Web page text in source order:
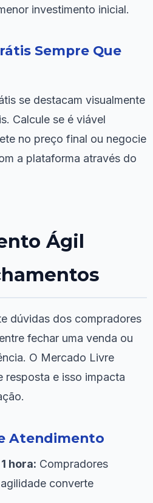
investimento inicial.
Sempre Que
se destacam visualmente
Calcule se é viável
no preço final ou negocie
a plataforma através do
Ágil
dúvidas dos compradores
fechar uma venda ou
O Mercado Livre
resposta e isso impacta
Atendimento
hora: Compradores
converte